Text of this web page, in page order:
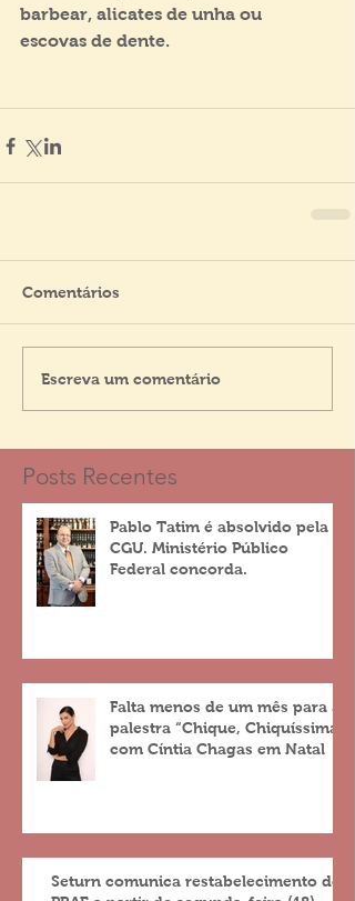
barbear, alicates de unha ou
escovas de dente.
Comentários
Escreva um comentário
Posts Recentes
Pablo Tatim é absolvido pela
CGU. Ministério Público
Federal concorda.
Falta menos de um mês para a
palestra “Chique, Chiquíssima”
com Cíntia Chagas em Natal
Seturn comunica restabelecimento do